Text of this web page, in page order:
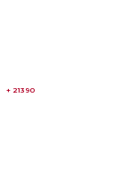
+ 21390